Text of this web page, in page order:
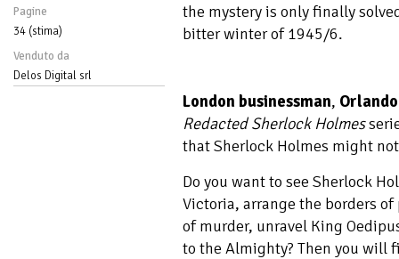
Pagine
34 (stima)
Venduto da
Delos Digital srl
the mystery is only finally
bitter winter of 1945/6.
London businessman,
Redacted Sherlock Holmes
that Sherlock Holmes might
Do you want to see Sherlock
Victoria, arrange the borders
of murder, unravel King
to the Almighty? Then you will